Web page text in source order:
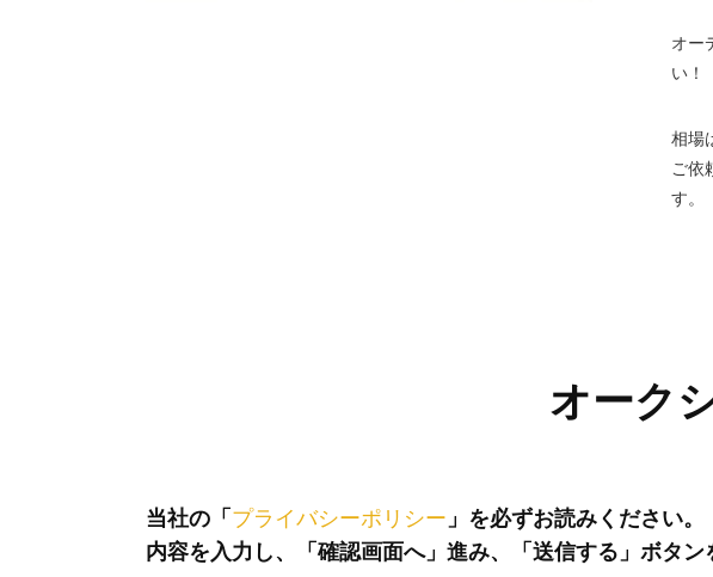
オー
い！
相場
ご依
す。
オーク
当社の「 プライバシーポリシー 」を必ずお読みください。
内容を入力し、「確認画面へ」進み、「送信する」ボタン